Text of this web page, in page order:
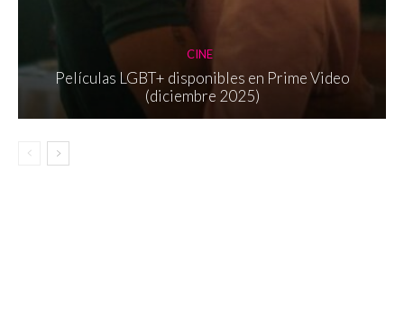
CINE
Películas LGBT+ disponibles en Prime Video
(diciembre 2025)